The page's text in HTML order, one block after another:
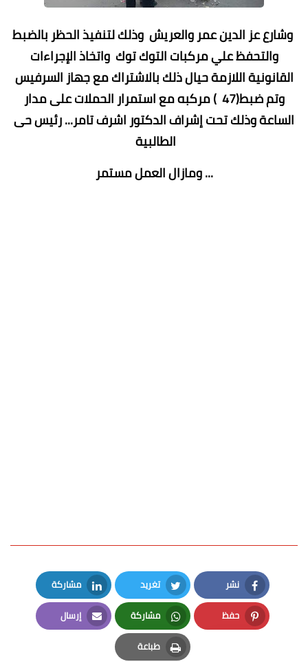
وشارع عز الدين عمر والعريش وذلك لتنفيذ الحظر بالضبط
والتحفظ علي مركبات التوك توك واتخاذ الإجراءات
القانونية اللازمة حيال ذلك بالاشتراك مع جهاز السرفيس
وتم ضبط(47 ) مركبه مع استمرار الحملات على مدار
الساعة وذلك تحت إشراف الدكتور اشرف تامر... رئيس حى
الطالبية
... ومازال العمل مستمر
نشر
Facebook
تغريد
Twitter
مشاركة
LinkedIn
حفظ
Pinterest
مشاركة
Whatsapp
إرسال
Email
طباعة